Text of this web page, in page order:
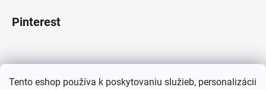
Tento eshop používa k poskytovaniu služieb, personalizácii
Pinterest